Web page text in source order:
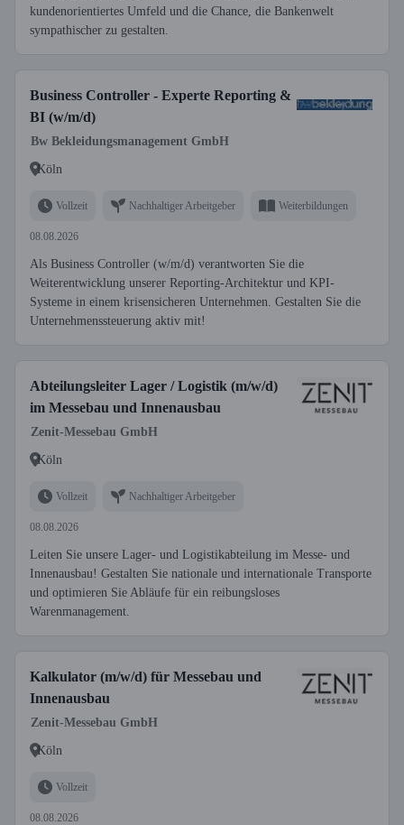
kundenorientiertes Umfeld und die Chance, die Bankenwelt
sympathischer zu gestalten.
Business Controller - Experte Reporting &
BI (w/m/d)
Bw Bekleidungsmanagement GmbH
Köln
Vollzeit Nachhaltiger Arbeitgeber Weiterbildungen
08.08.2026
Als Business Controller (w/m/d) verantworten Sie die
Weiterentwicklung unserer Reporting-Architektur und KPI-
Systeme in einem krisensicheren Unternehmen. Gestalten Sie die
Unternehmenssteuerung aktiv mit!
Abteilungsleiter Lager / Logistik (m/w/d)
im Messebau und Innenausbau
Zenit-Messebau GmbH
Köln
Vollzeit Nachhaltiger Arbeitgeber
08.08.2026
Leiten Sie unsere Lager- und Logistikabteilung im Messe- und
Innenausbau! Gestalten Sie nationale und internationale Transporte
und optimieren Sie Abläufe für ein reibungsloses
Warenmanagement.
Kalkulator (m/w/d) für Messebau und
Innenausbau
Zenit-Messebau GmbH
Köln
Vollzeit
08.08.2026